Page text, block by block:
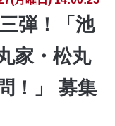
弾！「池
家・松丸
！」 募集